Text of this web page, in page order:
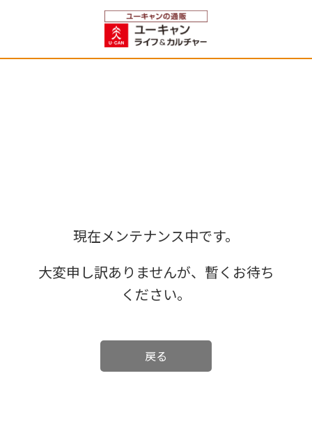
現在メンテナンス中です。
大変申し訳ありませんが、暫くお待ち
ください。
戻る